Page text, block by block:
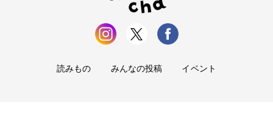
読みもの みんなの投稿 イベント